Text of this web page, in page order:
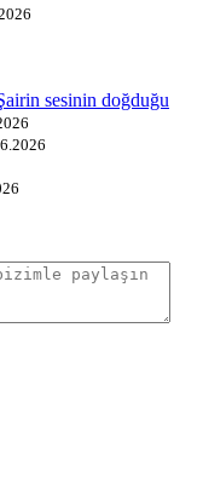
sesinin doğduğu